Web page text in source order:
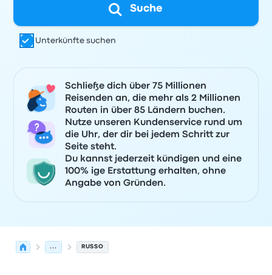
Suche
Unterkünfte suchen
Schließe dich über 75 Millionen
Reisenden an, die mehr als 2 Millionen
Routen in über 85 Ländern buchen.
Nutze unseren Kundenservice rund um
die Uhr, der dir bei jedem Schritt zur
Seite steht.
Du kannst jederzeit kündigen und eine
100% ige Erstattung erhalten, ohne
Angabe von Gründen.
... RUSSO